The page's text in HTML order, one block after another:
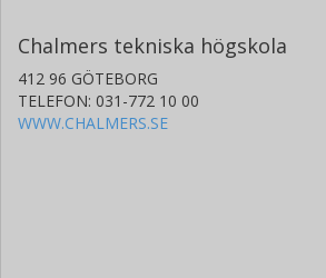
Chalmers tekniska högskola
412 96 GÖTEBORG
TELEFON: 031-772 10 00
WWW.CHALMERS.SE